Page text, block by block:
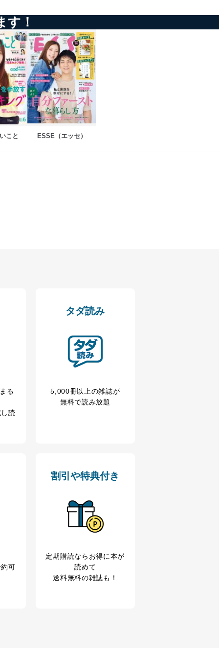
続的に改善し、常に最良
までご連絡ください。
広告の案内のため
等の情報を分析して、趣
からのｅメール等による商
め
など応対品質向上のため
用目的達成のため
下記4.の開示等のご請求に
はありません。ただし、
す！
こと ESSE（エッセ）
る
読
タダ読み
5,000冊以上の雑誌が
無料で読み放題
可
割引や特典付き
定期購読なら お得に本が
読めて
送料無料の雑誌も！